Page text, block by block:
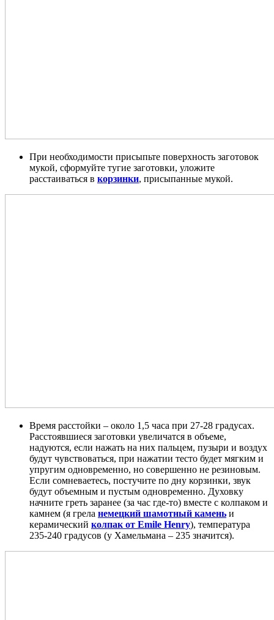
При необходимости присыпьте поверхность заготовок
мукой, сформуйте тугие заготовки, уложите
расстаиваться в корзинки, присыпанные мукой.
Время расстойки – около 1,5 часа при 27-28 градусах.
Расстоявшиеся заготовки увеличатся в объеме,
надуются, если нажать на них пальцем, пузыри и воздух
будут чувствоваться, при нажатии тесто будет мягким и
упругим одновременно, но совершенно не резиновым.
Если сомневаетесь, постучите по дну корзинки, звук
будут объемным и пустым одновременно. Духовку
начните греть заранее (за час где-то) вместе с колпаком и
камнем (я грела немецкий шамотный камень и
керамичеcкий колпак от Emile Henry), температура
235-240 градусов (у Хамельмана – 235 значится).